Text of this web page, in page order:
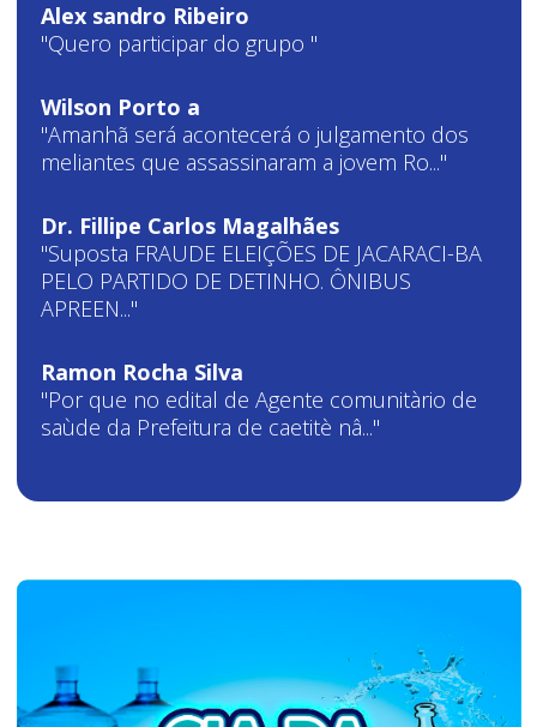
Alex sandro Ribeiro
"Quero participar do grupo "
Wilson Porto a
"Amanhã será acontecerá o julgamento dos
meliantes que assassinaram a jovem Ro..."
Dr. Fillipe Carlos Magalhães
"Suposta FRAUDE ELEIÇÕES DE JACARACI-BA
PELO PARTIDO DE DETINHO. ÔNIBUS
APREEN..."
Ramon Rocha Silva
"Por que no edital de Agente comunitàrio de
saùde da Prefeitura de caetitè nâ..."